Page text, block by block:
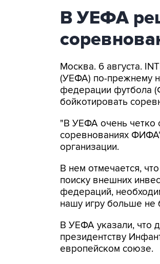
В УЕФА
Москва. 6 августа.
(УЕФА) по-прежнему
федерации футбола
бойкотировать
"В УЕФА очень четко
соревнованиях
организации.
В нем отмечается,
поиску внешних
федераций,
нашу игру больше не
В УЕФА указали, что
президентству
европейском союзе.